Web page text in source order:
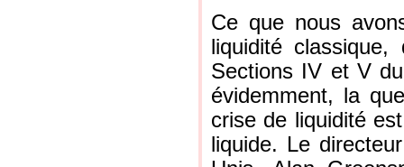
Ce que nous
liquidité
Sections IV et V
évidemment, la
crise de liquidité
liquide. Le